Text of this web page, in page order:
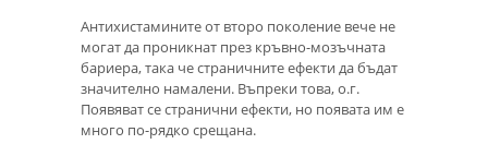
Антихистамините от второ поколение вече не
могат да проникнат през кръвно-мозъчната
бариера, така че страничните ефекти да бъдат
значително намалени. Въпреки това, о.г.
Появяват се странични ефекти, но появата им е
много по-рядко срещана.